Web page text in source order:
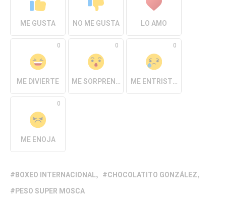
ME GUSTA NO ME GUSTA LO AMO
0
ME DIVIERTE
0
ME SORPRENDE
0
ME ENTRISTECE
0
ME ENOJA
BOXEO INTERNACIONAL
CHOCOLATITO GONZÁLEZ
PESO SUPER MOSCA